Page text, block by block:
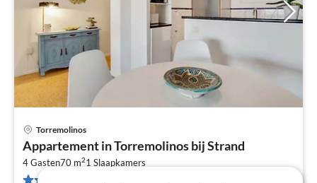
Torremolinos
Appartement in Torremolinos bij Strand
4 Gasten70 m21 Slaapkamers